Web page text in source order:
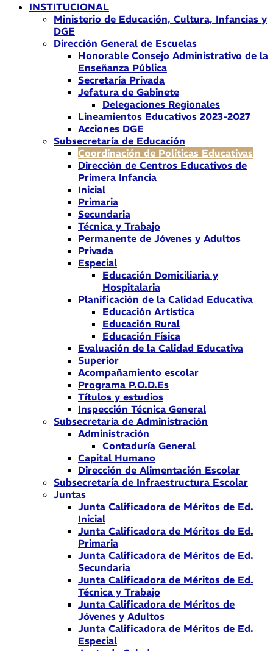
INSTITUCIONAL
Ministerio de Educación, Cultura, Infancias y
DGE
Dirección General de Escuelas
Honorable Consejo Administrativo de la
Enseñanza Pública
Secretaría Privada
Jefatura de Gabinete
Delegaciones Regionales
Lineamientos Educativos 2023-2027
Acciones DGE
Subsecretaría de Educación
Coordinación de Políticas Educativas
Dirección de Centros Educativos de
Primera Infancia
Inicial
Primaria
Secundaria
Técnica y Trabajo
Permanente de Jóvenes y Adultos
Privada
Especial
Educación Domiciliaria y
Hospitalaria
Planificación de la Calidad Educativa
Educación Artística
Educación Rural
Educación Física
Evaluación de la Calidad Educativa
Superior
Acompañamiento escolar
Programa P.O.D.Es
Títulos y estudios
Inspección Técnica General
Subsecretaría de Administración
Administración
Contaduría General
Capital Humano
Dirección de Alimentación Escolar
Subsecretaría de Infraestructura Escolar
Juntas
Junta Calificadora de Méritos de Ed.
Inicial
Junta Calificadora de Méritos de Ed.
Primaria
Junta Calificadora de Méritos de Ed.
Secundaria
Junta Calificadora de Méritos de Ed.
Técnica y Trabajo
Junta Calificadora de Méritos de
Jóvenes y Adultos
Junta Calificadora de Méritos de Ed.
Especial